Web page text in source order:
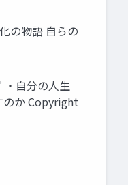
の物語 自らの
自分の人生
のか Copyright